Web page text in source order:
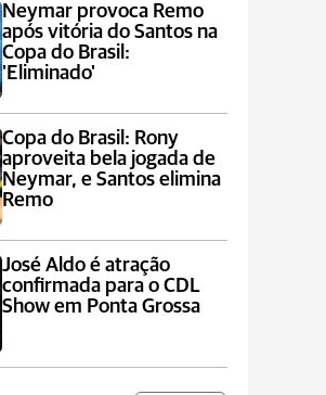
Neymar provoca Remo
após vitória do Santos na
Copa do Brasil:
'Eliminado'
Copa do Brasil: Rony
aproveita bela jogada de
Neymar, e Santos elimina
Remo
José Aldo é atração
confirmada para o CDL
Show em Ponta Grossa